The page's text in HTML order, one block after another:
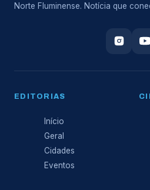
Norte Fluminense. Notícia que
EDITORIAS
Início
Geral
Cidades
Eventos